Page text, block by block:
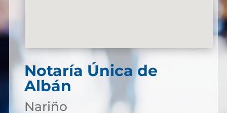
Notaría Única de
Albán
Nariño